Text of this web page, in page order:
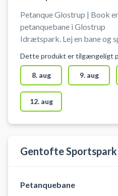
Petanque Glostrup | Book
petanquebane i Glostrup
Idrætspark. Lej en bane og
petanquebanerne ved
Idrætspark. Der er gode
parkeringsmuligheder og du
medbringer selv udstyr. Bemærk:
Du booker for 30 min ad
Hvis du ønsker at spille en
Dette produkt er tilgængeligt
8. aug 9. aug
12. aug
Gentofte Sportspark
Petanquebane